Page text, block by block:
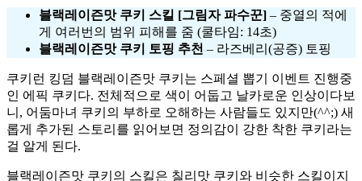
블랙레이즌맛 쿠키 스킬 [그림자 파수꾼] – 중열의 적에
게 여러번의 범위 피해를 줌 (쿨타임: 14초)
블랙레이즌맛 쿠키 토핑 추천 – 라즈베리(공증) 토핑
쿠키런 킹덤 블랙레이즌맛 쿠키는 스페셜 뽑기 이벤트 진행중
인 에픽 쿠키다. 전체적으로 색이 어둡고 날카로운 인상이다보
니, 어둠마녀 쿠키의 부하로 오해하는 사람들도 있지만(^^;) 새
롭게 추가된 스토리를 읽어보면 정의감이 강한 착한 쿠키라는
걸 알게 된다.
블랙레이즌맛 쿠키의 스킬은 칠리맛 쿠키와 비슷한 스킬이지